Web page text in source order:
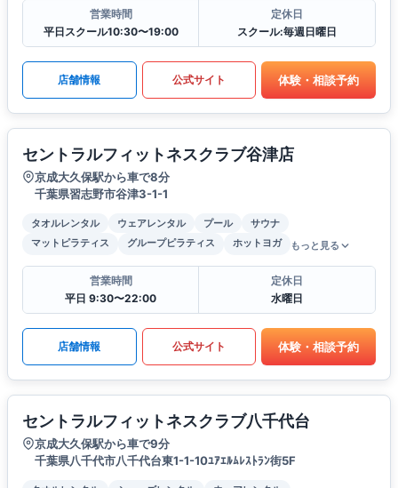
営業時間
平日スクール10:30〜19:00
定休日
スクール:毎週日曜日
店舗情報 公式サイト 体験・相談予約
セントラルフィットネスクラブ谷津店
京成大久保駅から車で8分
千葉県習志野市谷津3-1-1
タオルレンタル ウェアレンタル プール
サウナ
マットピラティス
グループピラティス ホットヨガ もっと見る
営業時間
平日 9:30〜22:00
定休日
水曜日
店舗情報 公式サイト 体験・相談予約
セントラルフィットネスクラブ八千代台
京成大久保駅から車で9分
千葉県八千代市八千代台東1-1-10ﾕｱｴﾙﾑﾚｽﾄﾗﾝ街5F